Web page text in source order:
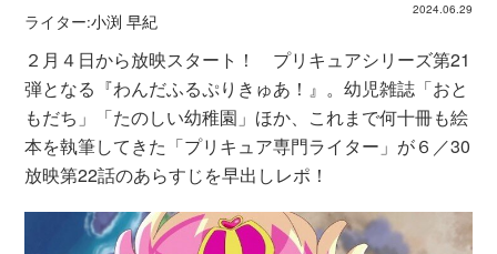
2024.06.29
ライター:小渕 早紀
２月４日から放映スタート！ プリキュアシリーズ第21
弾となる『わんだふるぷりきゅあ！』。幼児雑誌「おと
もだち」「たのしい幼稚園」ほか、これまで何十冊も絵
本を執筆してきた「プリキュア専門ライター」が６／30
放映第22話のあらすじを早出しレポ！